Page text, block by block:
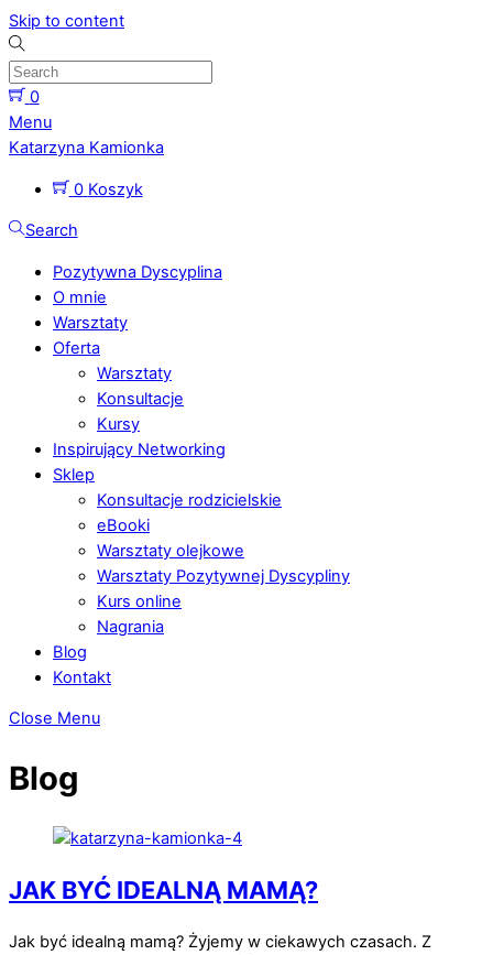
Skip to content
0
Menu
Katarzyna Kamionka
0 Koszyk
Search
Pozytywna Dyscyplina
O mnie
Warsztaty
Oferta
Warsztaty
Konsultacje
Kursy
Inspirujący Networking
Sklep
Konsultacje rodzicielskie
eBooki
Warsztaty olejkowe
Warsztaty Pozytywnej Dyscypliny
Kurs online
Nagrania
Blog
Kontakt
Close Menu
Blog
JAK BYĆ IDEALNĄ MAMĄ?
Jak być idealną mamą? Żyjemy w ciekawych czasach. Z